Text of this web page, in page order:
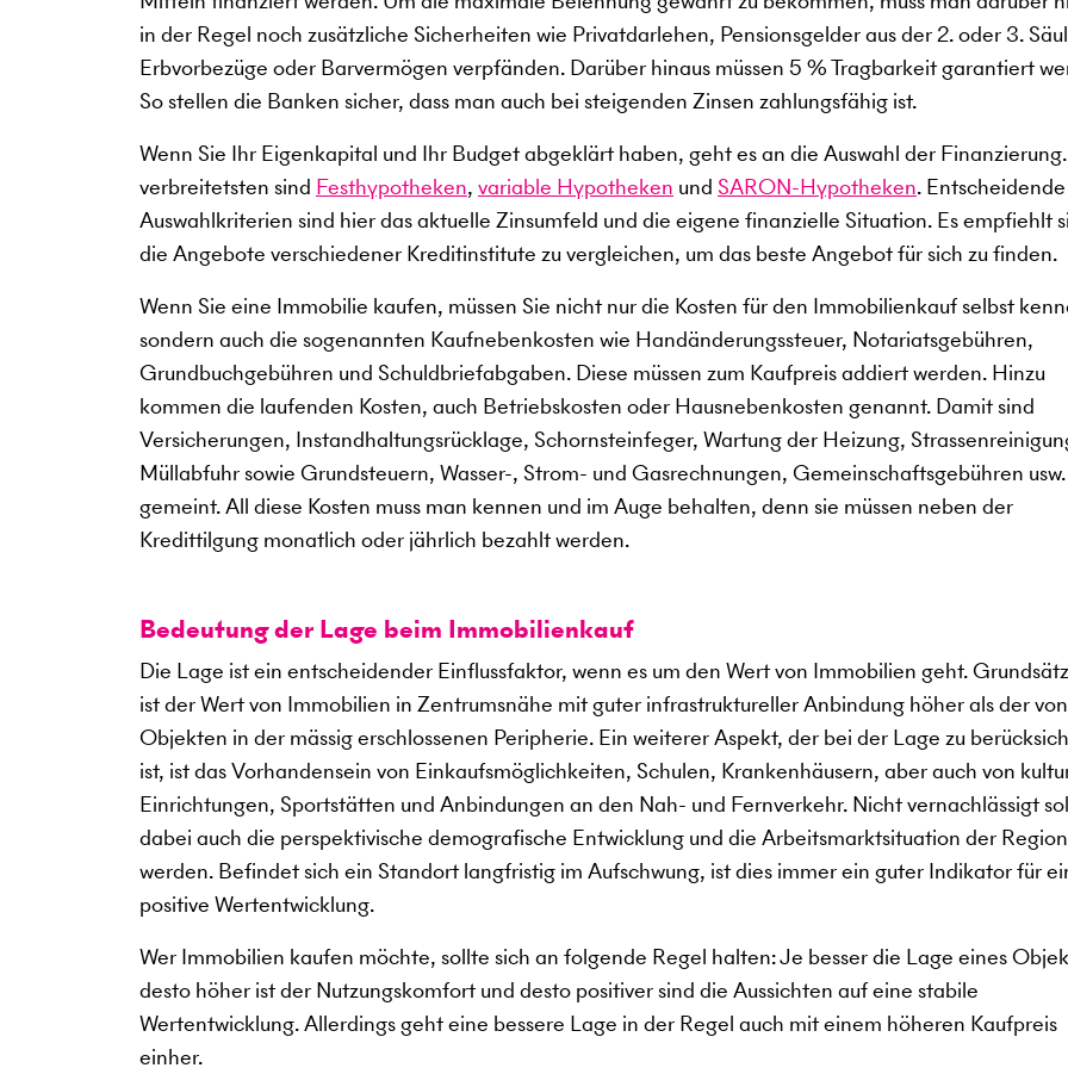
in der Regel noch zusätzliche Sicherheiten wie Privatdarlehen, Pensionsgelder aus der 2. oder 3.
Erbvorbezüge oder Barvermögen verpfänden. Darüber hinaus müssen 5 % Tragbarkeit garantiert
So stellen die Banken sicher, dass man auch bei steigenden Zinsen zahlungsfähig ist.
Wenn Sie Ihr Eigenkapital und Ihr Budget abgeklärt haben, geht es an die Auswahl der
verbreitetsten sind Festhypotheken, variable Hypotheken und SARON-Hypotheken. Entscheidende
Auswahlkriterien sind hier das aktuelle Zinsumfeld und die eigene finanzielle Situation. Es empfiehlt
die Angebote verschiedener Kreditinstitute zu vergleichen, um das beste Angebot für sich zu finden.
Wenn Sie eine Immobilie kaufen, müssen Sie nicht nur die Kosten für den Immobilienkauf selbst
sondern auch die sogenannten Kaufnebenkosten wie Handänderungssteuer, Notariatsgebühren,
Grundbuchgebühren und Schuldbriefabgaben. Diese müssen zum Kaufpreis addiert werden. Hinzu
kommen die laufenden Kosten, auch Betriebskosten oder Hausnebenkosten genannt. Damit sind
Versicherungen, Instandhaltungsrücklage, Schornsteinfeger, Wartung der Heizung,
Müllabfuhr sowie Grundsteuern, Wasser-, Strom- und Gasrechnungen, Gemeinschaftsgebühren usw.
gemeint. All diese Kosten muss man kennen und im Auge behalten, denn sie müssen neben der
Kredittilgung monatlich oder jährlich bezahlt werden.
Bedeutung der Lage beim Immobilienkauf
Die Lage ist ein entscheidender Einflussfaktor, wenn es um den Wert von Immobilien geht.
ist der Wert von Immobilien in Zentrumsnähe mit guter infrastruktureller Anbindung höher als der von
Objekten in der mässig erschlossenen Peripherie. Ein weiterer Aspekt, der bei der Lage zu
ist, ist das Vorhandensein von Einkaufsmöglichkeiten, Schulen, Krankenhäusern, aber auch von
Einrichtungen, Sportstätten und Anbindungen an den Nah- und Fernverkehr. Nicht vernachlässigt
dabei auch die perspektivische demografische Entwicklung und die Arbeitsmarktsituation der Region
werden. Befindet sich ein Standort langfristig im Aufschwung, ist dies immer ein guter Indikator für
positive Wertentwicklung.
Wer Immobilien kaufen möchte, sollte sich an folgende Regel halten: Je besser die Lage eines
desto höher ist der Nutzungskomfort und desto positiver sind die Aussichten auf eine stabile
Wertentwicklung. Allerdings geht eine bessere Lage in der Regel auch mit einem höheren Kaufpreis
einher.